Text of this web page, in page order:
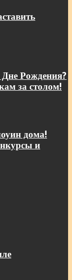
Рождения?
за столом!
дома!
и